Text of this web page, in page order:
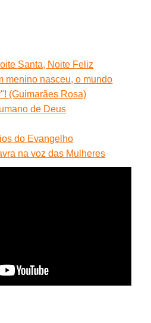
Santa, Noite Feliz
menino nasceu, o mundo
(Guimarães Rosa)
de Deus
do Evangelho
na voz das Mulheres